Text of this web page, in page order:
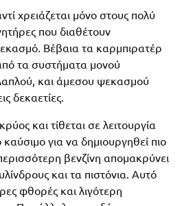
χρειάζεται μόνο στους πολύ
που διαθέτουν
Βέβαια τα καρμπιρατέρ
τα συστήματα μονού
και άμεσου ψεκασμού
δεκαετίες.
και τίθεται σε λειτουργία
για να δημιουργηθεί πιο
βενζίνη απομακρύνει
και τα πιστόνια. Αυτό
φθορές και λιγότερη